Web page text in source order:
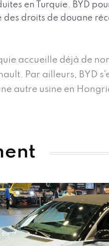
en Turquie. BYD
droits de douane
accueille déjà de
Par ailleurs, BYD
autre usine en
ÉCO-MOBILITÉ